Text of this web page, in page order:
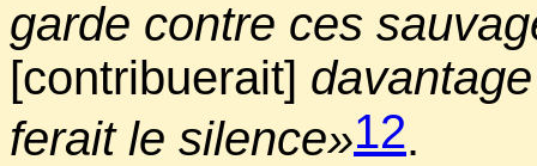
garde contre ces
[contribuerait]
ferait le silence»12.